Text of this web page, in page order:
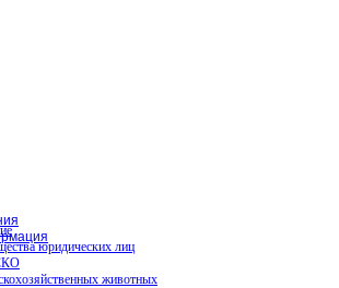
юридических лиц
животных